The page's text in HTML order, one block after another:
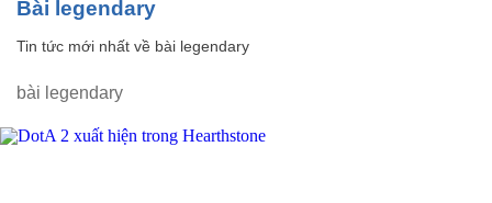
bài legendary
Tin tức mới nhất về bài legendary
bài legendary